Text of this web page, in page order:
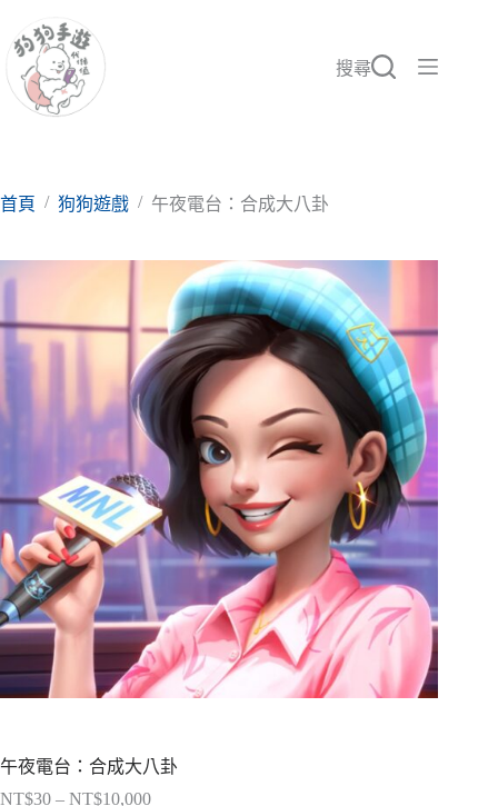
至
要
搜尋
首頁 / 狗狗遊戲 / 午夜電台：合成大八卦
午夜電台：合成大八卦
NT$30 – NT$10,000